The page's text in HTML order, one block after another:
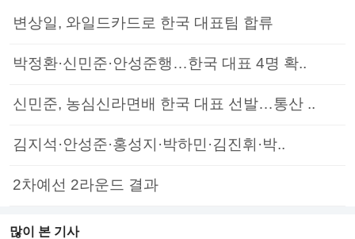
변상일, 와일드카드로 한국 대표팀 합류
박정환·신민준·안성준행…한국 대표 4명 확..
신민준, 농심신라면배 한국 대표 선발…통산 ..
김지석·안성준·홍성지·박하민·김진휘·박..
2차예선 2라운드 결과
많이 본 기사